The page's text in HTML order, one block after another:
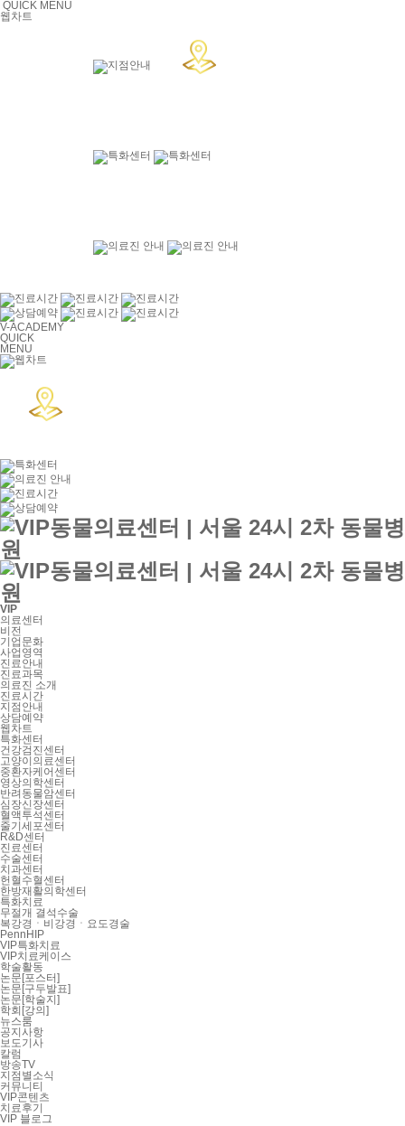
QUICK MENU
웹차트
V-ACADEMY
QUICK
MENU
VIP
의료센터
비전
기업문화
사업영역
진료안내
진료과목
의료진 소개
진료시간
지점안내
상담예약
웹차트
특화센터
건강검진센터
고양이의료센터
중환자케어센터
영상의학센터
반려동물암센터
심장신장센터
혈액투석센터
줄기세포센터
R&D센터
진료센터
수술센터
치과센터
헌혈수혈센터
한방재활의학센터
특화치료
무절개 결석수술
복강경ㆍ비강경ㆍ요도경술
PennHIP
VIP특화치료
VIP치료케이스
학술활동
논문[포스터]
논문[구두발표]
논문[학술지]
학회[강의]
뉴스룸
공지사항
보도기사
칼럼
방송TV
지점별소식
커뮤니티
VIP콘텐츠
치료후기
VIP 블로그